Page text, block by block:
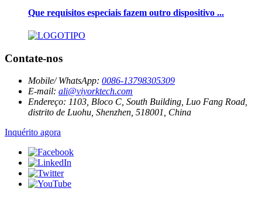
Que requisitos especiais fazem outro dispositivo ...
Contate-nos
Mobile/ WhatsApp: 0086-13798305309
E-mail: ali@viyorktech.com
Endereço: 1103, Bloco C, South Building, Luo Fang Road,
distrito de Luohu, Shenzhen, 518001, China
Inquérito agora